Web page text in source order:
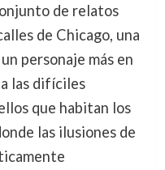
de relatos
de Chicago, una
personaje más en
las difíciles
que habitan los
las ilusiones de